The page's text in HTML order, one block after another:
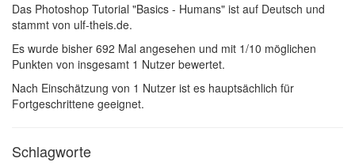
Das Photoshop Tutorial "Basics - Humans" ist auf Deutsch und
stammt von ulf-theis.de.
Es wurde bisher 692 Mal angesehen und mit 1/10 möglichen
Punkten von insgesamt 1 Nutzer bewertet.
Nach Einschätzung von 1 Nutzer ist es hauptsächlich für
Fortgeschrittene geeignet.
Schlagworte